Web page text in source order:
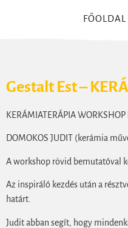
FŐOLDAL
Gestalt Est –
KERÁMIATERÁPIA
DOMOKOS JUDIT (kerámia
A workshop rövid bemutatóval
Az inspiráló kezdés után a
határt.
Judit abban segít, hogy